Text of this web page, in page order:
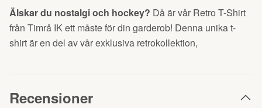
Älskar du nostalgi och hockey? Då är vår Retro T-Shirt
från Timrå IK ett måste för din garderob! Denna unika t-
shirt är en del av vår exklusiva retrokollektion,
Recensioner